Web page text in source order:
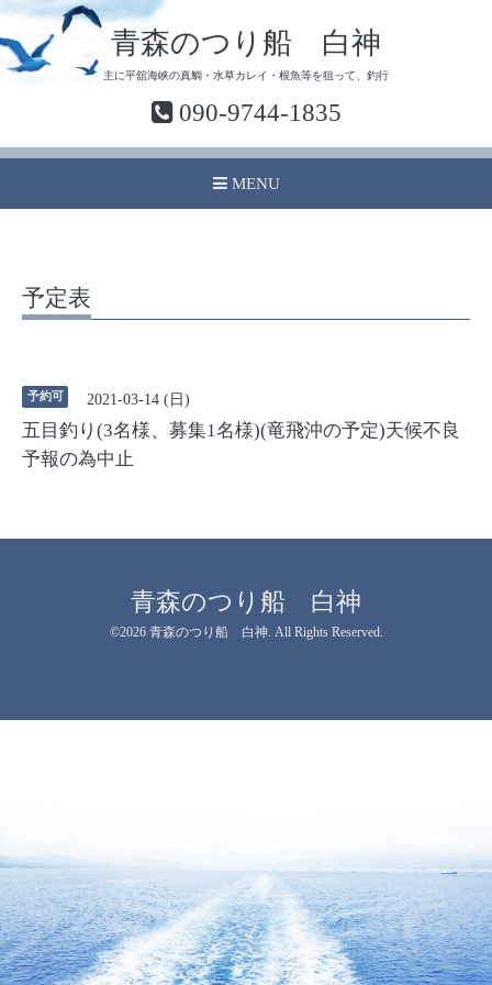
青森のつり船 白神
主に平舘海峡の真鯛・水草カレイ・根魚等を狙って、釣行
090-9744-1835
MENU
予定表
予約可 2021-03-14 (日)
五目釣り(3名様、募集1名様)(竜飛沖の予定)天候不良
予報の為中止
青森のつり船 白神
©2026 青森のつり船 白神. All Rights Reserved.